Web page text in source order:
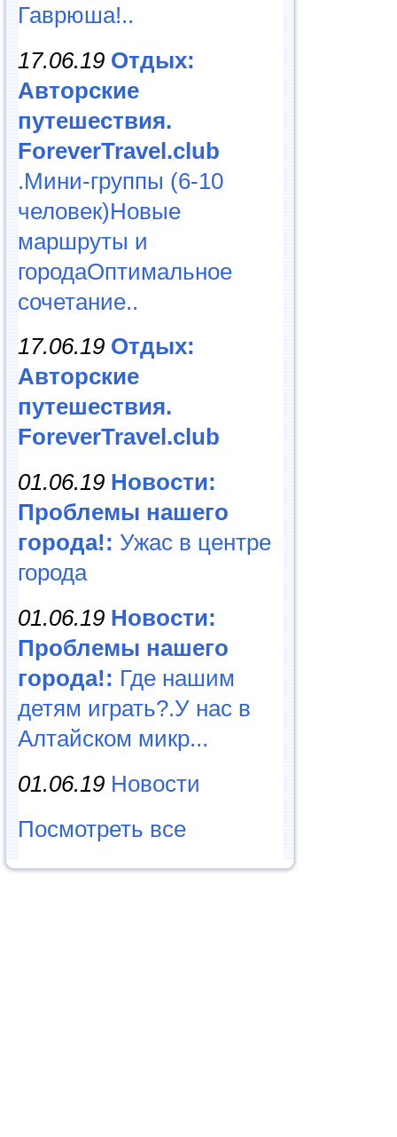
Гаврюша!..
17.06.19 Отдых:
Авторские
путешествия.
ForeverTravel.club
.Мини-группы (6-10
человек)Новые
маршруты и
городаОптимальное
сочетание..
17.06.19 Отдых:
Авторские
путешествия.
ForeverTravel.club
01.06.19 Новости:
Проблемы нашего
города!: Ужас в центре
города
01.06.19 Новости:
Проблемы нашего
города!: Где нашим
детям играть?.У нас в
Алтайском микр...
01.06.19 Новости
Посмотреть все